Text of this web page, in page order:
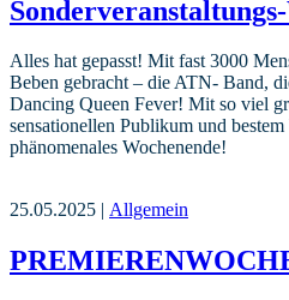
Alles hat gepasst! Mit fast 3000
Beben gebracht – die ATN- Band,
Dancing Queen Fever! Mit so viel
sensationellen Publikum und
phänomenales Wochenende!
25.05.2025 | Allgemein